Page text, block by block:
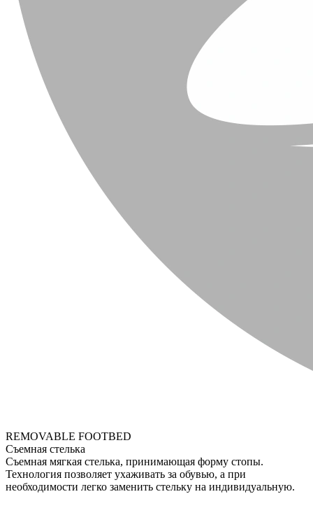
REMOVABLE FOOTBED
Съемная стелька
Съемная мягкая стелька, принимающая форму стопы.
Технология позволяет ухаживать за обувью, а при
необходимости легко заменить стельку на индивидуальную.